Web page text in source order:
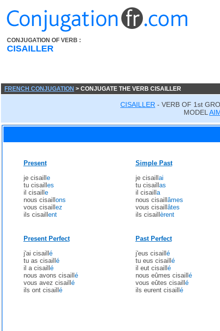
CONJUGATION OF VERB :
CISAILLER
FRENCH CONJUGATION > CONJUGATE THE VERB CISAILLER
CISAILLER - VERB OF 1st
MODEL
Present
je cisaill e
tu cisaill es
il cisaill e
nous cisaill ons
vous cisaill ez
ils cisaill ent
Simple Past
je cisaill ai
tu cisaill as
il cisaill a
nous cisaill âmes
vous cisaill âtes
ils cisaill èrent
Present Perfect
j'ai cisaill é
tu as cisaill é
il a cisaill é
nous avons cisaill é
vous avez cisaill é
ils ont cisaill é
Past Perfect
j'eus cisaill é
tu eus cisaill é
il eut cisaill é
nous eûmes cisaill é
vous eûtes cisaill é
ils eurent cisaill é